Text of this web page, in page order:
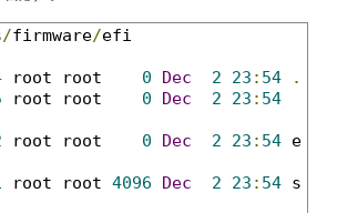
/firmware/efi
root root 0 Dec 2 23 : 54
.
root root 0 Dec 2 23 : 54
root root 0 Dec 2 23 : 54 e
root root 4096 Dec 2 23 : 54 s